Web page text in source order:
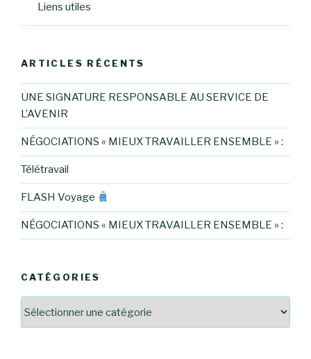
Liens utiles
ARTICLES RÉCENTS
UNE SIGNATURE RESPONSABLE AU SERVICE DE
L’AVENIR
NÉGOCIATIONS « MIEUX TRAVAILLER ENSEMBLE » :
Télétravail
FLASH Voyage
NÉGOCIATIONS « MIEUX TRAVAILLER ENSEMBLE » :
CATÉGORIES